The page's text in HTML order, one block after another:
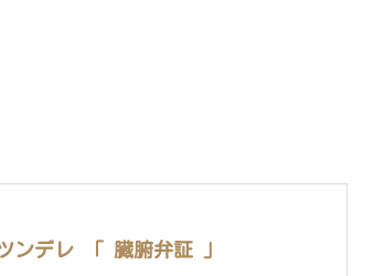
ンデレ 「 臓腑弁証 」